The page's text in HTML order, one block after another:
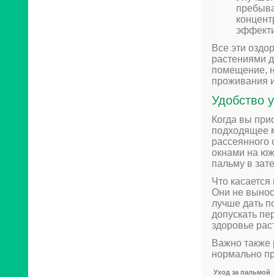
Все эти
растениями
помещение,
проживания
Удобство
Когда вы
подходящее
рассеянного
окнами на
пальму в
Что
Они не
лучше дать
допускать
здоровье
Важно также
нормально
Уход за пальмой